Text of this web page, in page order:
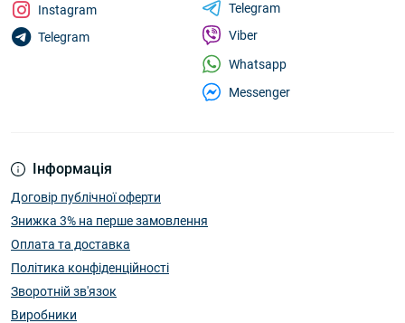
Інформація
Договір публічної оферти
Знижка 3% на перше замовлення
Оплата та доставка
Політика конфіденційності
Зворотній зв'язок
Виробники
Instagram
Telegram
Telegram
Viber
Whatsapp
Messenger